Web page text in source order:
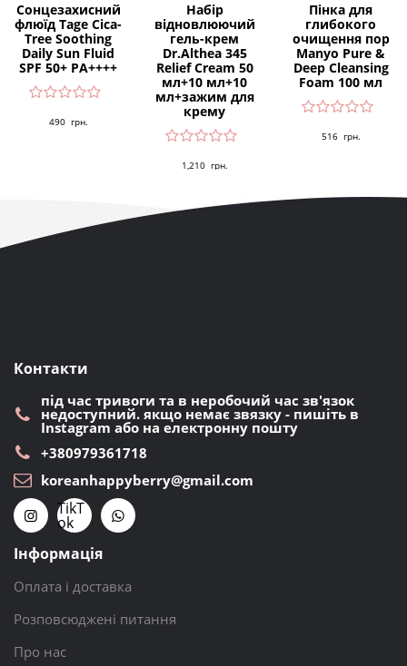
Сонцезахисний
флюїд Tage Cica-
Tree Soothing
Daily Sun Fluid
SPF 50+ PA++++
490 грн.
Набір
відновлюючий
гель-крем
Dr.Althea 345
Relief Cream 50
мл+10 мл+10
мл+зажим для
крему
1,210 грн.
Пінка для
глибокого
очищення пор
Manyo Pure &
Deep Cleansing
Foam 100 мл
516 грн.
Контакти
під час тривоги та в неробочий час зв'язок
недоступний. якщо немає звязку - пишіть в
Instagram або на електронну пошту
+380979361718
koreanhappyberry@gmail.com
TikT
ok
Інформація
Оплата і доставка
Розповсюджені питання
Про нас